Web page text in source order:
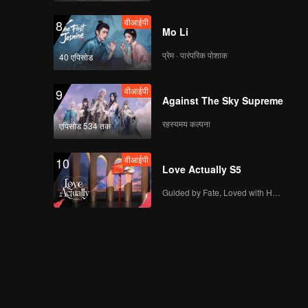
8
40 एपिसोड
वीआईपी
Mo Li
प्रेम · पारंपरिक पोशाक
9
एपिसोड 534 तक
वीआईपी
Against The Sky Supreme
रहस्यमय कल्पना
10 वीआईपी
Love Actually S5